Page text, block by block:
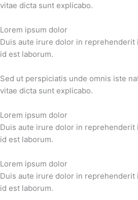
vitae dicta sunt explicabo.
Lorem ipsum dolor
Duis aute irure dolor in
id est laborum.
Sed ut perspiciatis unde omnis iste
vitae dicta sunt explicabo.
Lorem ipsum dolor
Duis aute irure dolor in
id est laborum.
Lorem ipsum dolor
Duis aute irure dolor in
id est laborum.